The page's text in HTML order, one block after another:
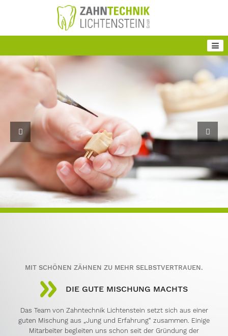
MIT SCHÖNEN ZÄHNEN ZU MEHR SELBSTVERTRAUEN.
DIE GUTE MISCHUNG MACHTS
Das Team von Zahntechnik Lichtenstein setzt sich aus einer
guten Mischung aus „Jung und Erfahrung“ zusammen. Einige
Mitarbeiter begleiten uns schon seit der Gründung der